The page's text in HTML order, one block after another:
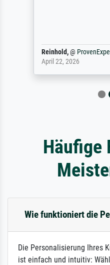
Reinhold,@
April 22, 2026
Häufige
Wie funktioniert die
Die Personalisierung Ihres
ist einfach und intuitiv: